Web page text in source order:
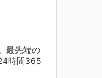
最先端の
時間365